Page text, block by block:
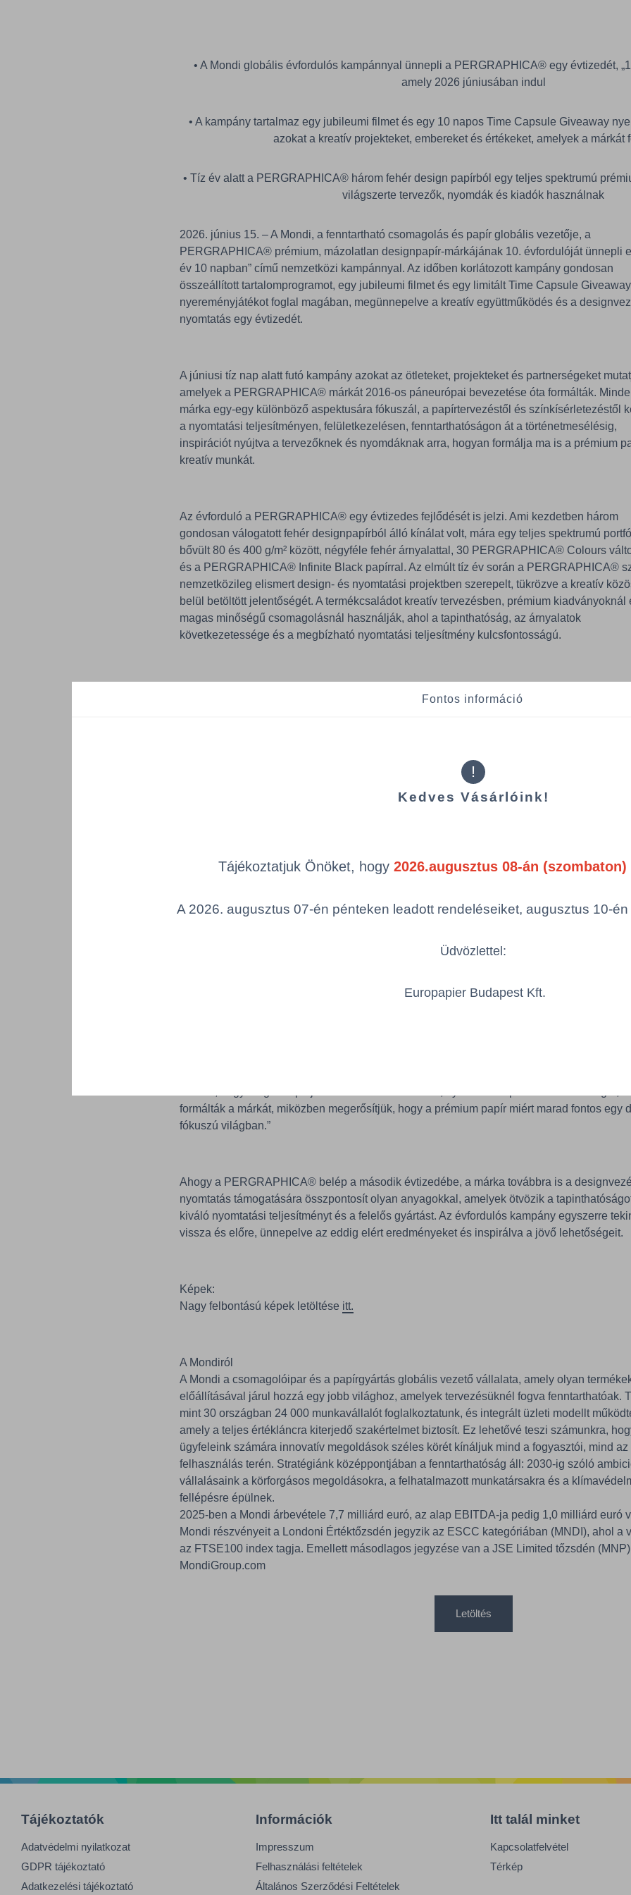
• A Mondi globális évfordulós kampánnyal ünnepli a PERGRAPHICA® egy évtizedét,
amely 2026 júniusában indul
• A kampány tartalmaz egy jubileumi filmet és egy 10 napos Time Capsule Giveaway
azokat a kreatív projekteket, embereket és értékeket, amelyek a márkát
• Tíz év alatt a PERGRAPHICA® három fehér design papírból egy teljes spektrumú
világszerte tervezők, nyomdák és kiadók használnak
2026. június 15. – A Mondi, a fenntartható csomagolás és papír globális vezetője, a
PERGRAPHICA® prémium, mázolatlan designpapír-márkájának 10. évfordulóját ünnepli
év 10 napban” című nemzetközi kampánnyal. Az időben korlátozott kampány gondosan
összeállított tartalomprogramot, egy jubileumi filmet és egy limitált Time Capsule Giveaway
nyereményjátékot foglal magában, megünnepelve a kreatív együttműködés és a
nyomtatás egy évtizedét.
A júniusi tíz nap alatt futó kampány azokat az ötleteket, projekteket és partnerségeket
amelyek a PERGRAPHICA® márkát 2016-os páneurópai bevezetése óta formálták.
márka egy-egy különböző aspektusára fókuszál, a papírtervezéstől és színkísérletezéstől
a nyomtatási teljesítményen, felületkezelésen, fenntarthatóságon át a történetmesélésig,
inspirációt nyújtva a tervezőknek és nyomdáknak arra, hogyan formálja ma is a prémium
kreatív munkát.
Az évforduló a PERGRAPHICA® egy évtizedes fejlődését is jelzi. Ami kezdetben három
gondosan válogatott fehér designpapírból álló kínálat volt, mára egy teljes spektrumú
bővült 80 és 400 g/m² között, négyféle fehér árnyalattal, 30 PERGRAPHICA® Colours
és a PERGRAPHICA® Infinite Black papírral. Az elmúlt tíz év során a PERGRAPHICA®
nemzetközileg elismert design- és nyomtatási projektben szerepelt, tükrözve a kreatív
belül betöltött jelentőségét. A termékcsaládot kreatív tervezésben, prémium kiadványoknál
magas minőségű csomagolásnál használják, ahol a tapinthatóság, az árnyalatok
következetessége és a megbízható nyomtatási teljesítmény kulcsfontosságú.
A kampány központi eleme egy jubileumi film, amely a PERGRAPHICA® elmúlt tíz évét
tartóssá és jelentéssel telivé tételében. Ezzel párhuzamosan a PERGRAPHICA® Time
Giveaway nyereményjáték egy válogatott tárgyakon keresztül kínál betekintést a márka
mint 230 éves papírgyártási hagyományokkal rendelkezik. A portfóliót úgy tervezték, hogy
kiváló utófeldolgozási teljesítményt nyújt a nyomdák számára. A fenntarthatóság a
Ecolabel minősítésekkel, tükrözve a Mondi elkötelezettségét a felelős gyártás és a
formálták a márkát, miközben megerősítjük, hogy a prémium papír miért marad fontos egy
fókuszú világban.”
Ahogy a PERGRAPHICA® belép a második évtizedébe, a márka továbbra is a
nyomtatás támogatására összpontosít olyan anyagokkal, amelyek ötvözik a
kiváló nyomtatási teljesítményt és a felelős gyártást. Az évfordulós kampány egyszerre
vissza és előre, ünnepelve az eddig elért eredményeket és inspirálva a jövő lehetőségeit.
Képek:
Nagy felbontású képek letöltése itt.
A Mondiról
A Mondi a csomagolóipar és a papírgyártás globális vezető vállalata, amely olyan
előállításával járul hozzá egy jobb világhoz, amelyek tervezésüknél fogva fenntarthatóak.
mint 30 országban 24 000 munkavállalót foglalkoztatunk, és integrált üzleti modellt
amely a teljes értékláncra kiterjedő szakértelmet biztosít. Ez lehetővé teszi számunkra,
ügyfeleink számára innovatív megoldások széles körét kínáljuk mind a fogyasztói, mind az
felhasználás terén. Stratégiánk középpontjában a fenntarthatóság áll: 2030-ig szóló
vállalásaink a körforgásos megoldásokra, a felhatalmazott munkatársakra és a
fellépésre épülnek.
2025-ben a Mondi árbevétele 7,7 milliárd euró, az alap EBITDA-ja pedig 1,0 milliárd euró
Mondi részvényeit a Londoni Értéktőzsdén jegyzik az ESCC kategóriában (MNDI), ahol a
az FTSE100 index tagja. Emellett másodlagos jegyzése van a JSE Limited tőzsdén
MondiGroup.com
Letöltés
Tájékoztatók
Adatvédelmi nyilatkozat
GDPR tájékoztató
Adatkezelési tájékoztató
Információk
Impresszum
Felhasználási feltételek
Általános Szerződési Feltételek
Itt talál minket
Kapcsolatfelvétel
Térkép
Fontos információ
!
Kedves Vásárlóink!
Tájékoztatjuk Önöket, hogy 2026.augusztus 08-án
A 2026. augusztus 07-én pénteken leadott rendeléseiket, augusztus 10-
Üdvözlettel:
Europapier Budapest Kft.